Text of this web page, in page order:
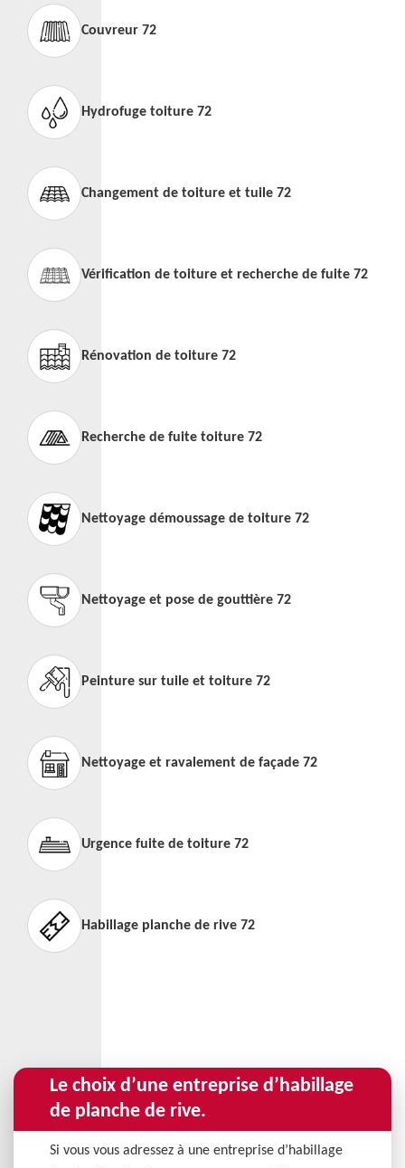
Couvreur 72
Hydrofuge toiture 72
Changement de toiture et tuile 72
Vérification de toiture et recherche de fuite 72
Rénovation de toiture 72
Recherche de fuite toiture 72
Nettoyage démoussage de toiture 72
Nettoyage et pose de gouttière 72
Peinture sur tuile et toiture 72
Nettoyage et ravalement de façade 72
Urgence fuite de toiture 72
Habillage planche de rive 72
Le choix d’une entreprise d’habillage
de planche de rive.
Si vous vous adressez à une entreprise d’habillage